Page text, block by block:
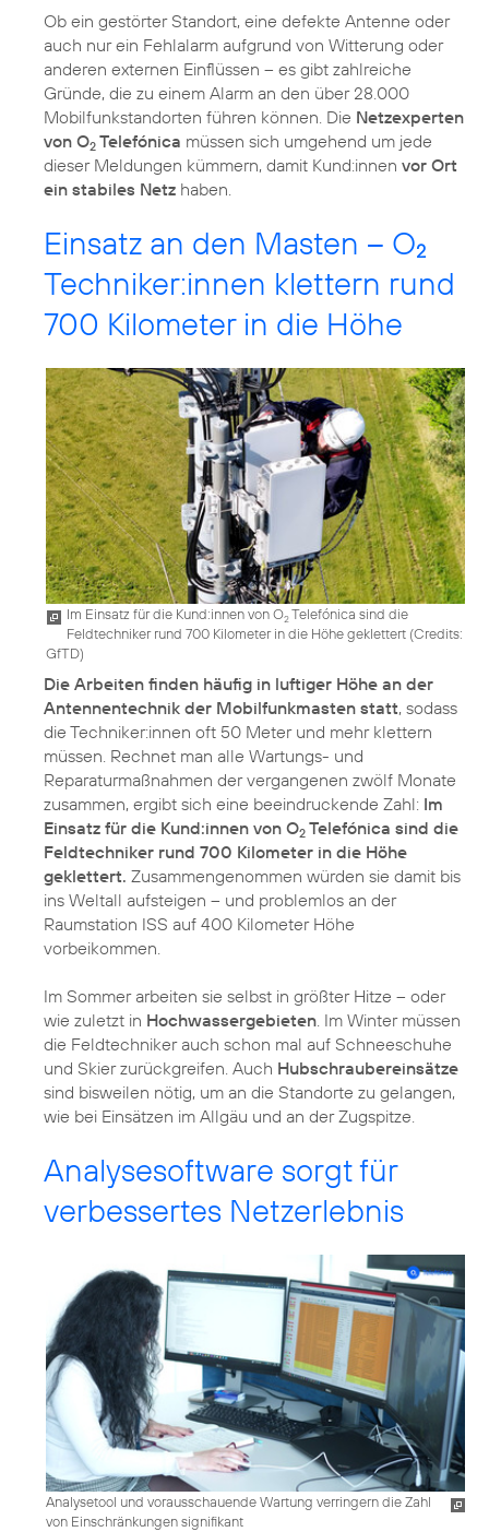
Ob ein gestörter Standort, eine defekte Antenne oder
auch nur ein Fehlalarm aufgrund von Witterung oder
anderen externen Einflüssen – es gibt zahlreiche
Gründe, die zu einem Alarm an den über 28.000
Mobilfunkstandorten führen können. Die Netzexperten
von O2 Telefónica müssen sich umgehend um jede
dieser Meldungen kümmern, damit Kund:innen vor Ort
ein stabiles Netz haben.
Einsatz an den Masten – O2
Techniker:innen klettern rund
700 Kilometer in die Höhe
Im Einsatz für die Kund:innen von O2Telefónica sind die
Feldtechniker rund 700 Kilometer in die Höhe geklettert (Credits:
GfTD)
Die Arbeiten finden häufig in luftiger Höhe an der
Antennentechnik der Mobilfunkmasten statt, sodass
die Techniker:innen oft 50 Meter und mehr klettern
müssen. Rechnet man alle Wartungs- und
Reparaturmaßnahmen der vergangenen zwölf Monate
zusammen, ergibt sich eine beeindruckende Zahl: Im
Einsatz für die Kund:innen von O2 Telefónica sind die
Feldtechniker rund 700 Kilometer in die Höhe
geklettert. Zusammengenommen würden sie damit bis
ins Weltall aufsteigen – und problemlos an der
Raumstation ISS auf 400 Kilometer Höhe
vorbeikommen.
Im Sommer arbeiten sie selbst in größter Hitze – oder
wie zuletzt in Hochwassergebieten. Im Winter müssen
die Feldtechniker auch schon mal auf Schneeschuhe
und Skier zurückgreifen. Auch Hubschraubereinsätze
sind bisweilen nötig, um an die Standorte zu gelangen,
wie bei Einsätzen im Allgäu und an der Zugspitze.
Analysesoftware sorgt für
verbessertes Netzerlebnis
Analysetool und vorausschauende Wartung verringern die Zahl
von Einschränkungen signifikant